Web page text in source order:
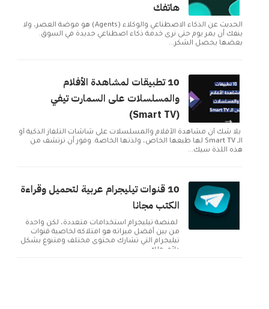
هاتفك
الحديث عن الذكاء الاصطناعي والوكلاء (Agents) هو موضة العصر، ولا
ينفك أن يمر يوم حتى نرى خدمة ذكاء اصطناعي جديدة في السوق.
بعضها يحصل الشكر...
10 تطبيقات لمشاهدة الأفلام
والمسلسلات على السمارت تيفي
(Smart TV)
بلا شك أن مشاهدة الأفلام والمسلسلات على شاشات التلفاز الذكية أو
الـ Smart TV لها طبعها الخاص، ولذتها الخاصة. وفور أن ترتشف من
هذه اللذة سيك...
10 قنوات تيليجرام عربية لتحميل وقراءة
الكتب مجانا
لمنصة تيليجرام استخدامات متعددة، لكن واحدة
من بين أفضل ميزاته هو امتلاكه لخاصية قنوات
تيليجرام التي تشارك محتوى مختلف ومتنوع بشكل
دائم. ولك...